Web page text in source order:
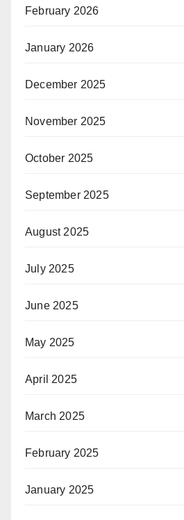
February 2026
January 2026
December 2025
November 2025
October 2025
September 2025
August 2025
July 2025
June 2025
May 2025
April 2025
March 2025
February 2025
January 2025